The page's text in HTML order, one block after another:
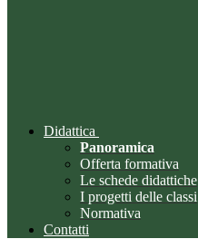
Didattica
Panoramica
Offerta formativa
Le schede didattiche
I progetti delle classi
Normativa
Contatti